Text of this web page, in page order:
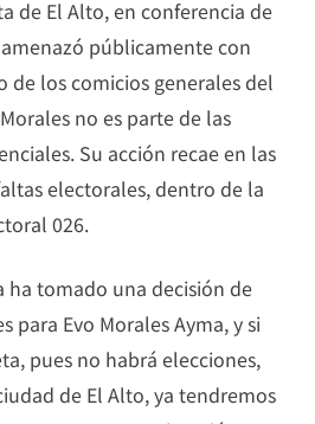
de El Alto, en conferencia de
públicamente con
de los comicios generales del
no es parte de las
Su acción recae en las
electorales, dentro de la
026.
ha tomado una decisión de
para Evo Morales Ayma, y si
pues no habrá elecciones,
de El Alto, ya tendremos